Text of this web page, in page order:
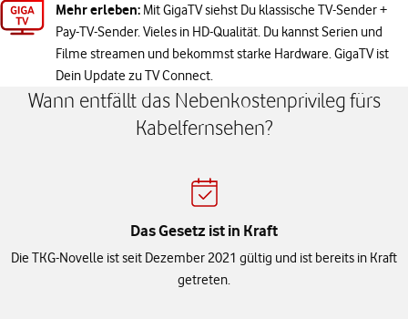
Mehr erleben: Mit GigaTV siehst Du klassische TV-Sender +
Pay-TV-Sender. Vieles in HD-Qualität. Du kannst Serien und
Filme streamen und bekommst starke Hardware. GigaTV ist
Dein Update zu TV Connect.
Wann entfällt das Nebenkostenprivileg fürs
Kabelfernsehen?
Das Gesetz ist in Kraft
Die TKG-Novelle ist seit Dezember 2021 gültig und ist bereits in Kraft
getreten.